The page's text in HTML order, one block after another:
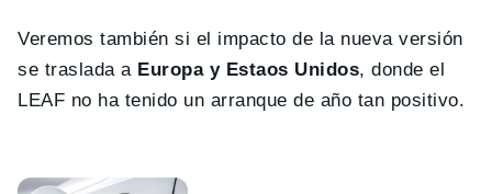
Veremos también si el impacto de la nueva versión
se traslada a Europa y Estaos Unidos, donde el
LEAF no ha tenido un arranque de año tan positivo.